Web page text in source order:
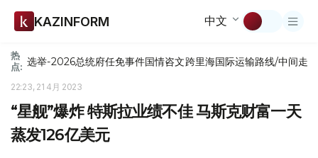
KAZINFORM 中文
热
点: 选举-2026总统府任免事件国情咨文跨里海国际运输路线/中间走廊
22:23, 21 4月 2023
“星舰”爆炸 特斯拉业绩不佳 马斯克财富一天
蒸发126亿美元